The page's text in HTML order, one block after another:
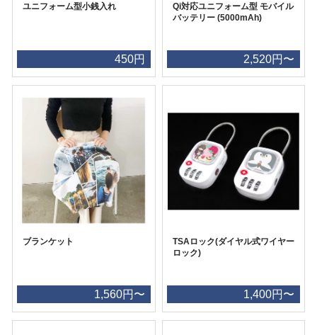
ユニフォーム型小銭入れ
450円
Qi対応ユニフォーム型 モバイル
バッテリー (5000mAh)
2,520円〜
ブランケット
1,560円〜
TSAロック(ダイヤル式ワイヤー
ロック)
1,400円〜